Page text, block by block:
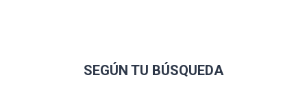
SEGÚN TU BÚSQUEDA